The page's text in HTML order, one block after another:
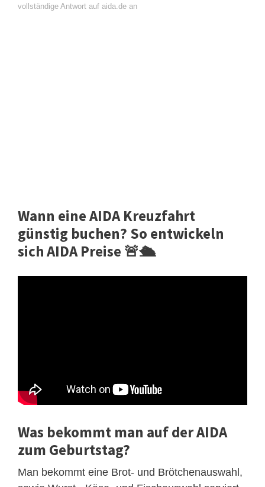
vollständige Antwort auf aida.de an
Wann eine AIDA Kreuzfahrt
günstig buchen? So entwickeln
sich AIDA Preise 🚨🛳
Was bekommt man auf der AIDA
zum Geburtstag?
Man bekommt eine Brot- und Brötchenauswahl,